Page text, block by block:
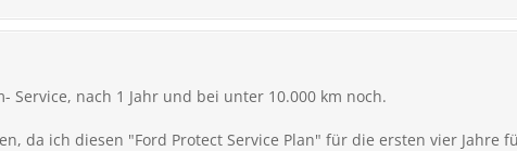
Service, nach 1 Jahr und bei unter 10.000 km noch.
da ich diesen "Ford Protect Service Plan" für die ersten vier Jahre